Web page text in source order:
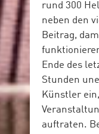
rund 300
neben den
Beitrag,
Ende des
Stunden
Künstler
auftraten.